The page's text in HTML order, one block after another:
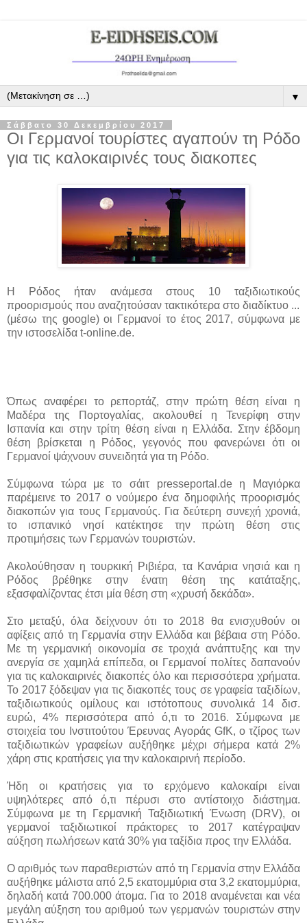
▼
Σάββατο 30 Δεκεμβρίου 2017
Οι Γερμανοί τουρίστες αγαπούν τη Ρόδο
για τις καλοκαιρινές τους διακοπες
Η Ρόδος ήταν ανάμεσα στους 10 ταξιδιωτικούς
προορισμούς που αναζητούσαν τακτικότερα στο διαδίκτυο ...
(μέσω της google) οι Γερμανοί το έτος 2017, σύμφωνα με
την ιστοσελίδα t-online.de.
Όπως αναφέρει το ρεπορτάζ, στην πρώτη θέση είναι η
Μαδέρα της Πορτογαλίας, ακολουθεί η Τενερίφη στην
Ισπανία και στην τρίτη θέση είναι η Ελλάδα. Στην έβδομη
θέση βρίσκεται η Ρόδος, γεγονός που φανερώνει ότι οι
Γερμανοί ψάχνουν συνειδητά για τη Ρόδο.
Σύμφωνα τώρα με το σάιτ presseportal.de η Μαγιόρκα
παρέμεινε το 2017 ο νούμερο ένα δημοφιλής προορισμός
διακοπών για τους Γερμανούς. Για δεύτερη συνεχή χρονιά,
το ισπανικό νησί κατέκτησε την πρώτη θέση στις
προτιμήσεις των Γερμανών τουριστών.
Ακολούθησαν η τουρκική Ριβιέρα, τα Κανάρια νησιά και η
Ρόδος βρέθηκε στην ένατη θέση της κατάταξης,
εξασφαλίζοντας έτσι μία θέση στη «χρυσή δεκάδα».
Στο μεταξύ, όλα δείχνουν ότι το 2018 θα ενισχυθούν οι
αφίξεις από τη Γερμανία στην Ελλάδα και βέβαια στη Ρόδο.
Με τη γερμανική οικονομία σε τροχιά ανάπτυξης και την
ανεργία σε χαμηλά επίπεδα, οι Γερμανοί πολίτες δαπανούν
για τις καλοκαιρινές διακοπές όλο και περισσότερα χρήματα.
Το 2017 ξόδεψαν για τις διακοπές τους σε γραφεία ταξιδίων,
ταξιδιωτικούς ομίλους και ιστότοπους συνολικά 14 δισ.
ευρώ, 4% περισσότερα από ό,τι το 2016. Σύμφωνα με
στοιχεία του Ινστιτούτου Έρευνας Αγοράς GfK, ο τζίρος των
ταξιδιωτικών γραφείων αυξήθηκε μέχρι σήμερα κατά 2%
χάρη στις κρατήσεις για την καλοκαιρινή περίοδο.
Ήδη οι κρατήσεις για το ερχόμενο καλοκαίρι είναι
υψηλότερες από ό,τι πέρυσι στο αντίστοιχο διάστημα.
Σύμφωνα με τη Γερμανική Ταξιδιωτική Ένωση (DRV), οι
γερμανοί ταξιδιωτικοί πράκτορες το 2017 κατέγραψαν
αύξηση πωλήσεων κατά 30% για ταξίδια προς την Ελλάδα.
Ο αριθμός των παραθεριστών από τη Γερμανία στην Ελλάδα
αυξήθηκε μάλιστα από 2,5 εκατομμύρια στα 3,2 εκατομμύρια,
δηλαδή κατά 700.000 άτομα. Για το 2018 αναμένεται και νέα
μεγάλη αύξηση του αριθμού των γερμανών τουριστών στην